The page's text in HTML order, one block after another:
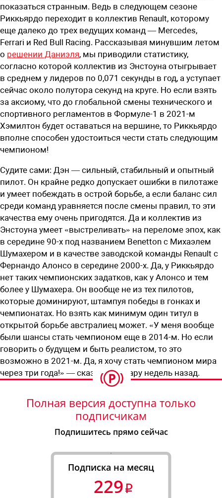
показаться странным. Ведь в следующем сезоне
Риккьярдо переходит в коллектив Renault, которому
еще далеко до трех ведущих команд — Mercedes,
Ferrari и Red Bull Racing. Рассказывая минувшим летом
о решении Даниэля, мы приводили статистику,
согласно которой коллектив из Энстоуна отыгрывает
в среднем у лидеров по 0,071 секунды в год, а уступает
сейчас около полутора секунд на круге. Но если взять
за аксиому, что до глобальной смены технического и
спортивного регламентов в Формуле-1 в 2021-м
Хэмилтон будет оставаться на вершине, то Риккьярдо
вполне способен удостоиться чести стать следующим
чемпионом!
Судите сами: Дэн — сильный, стабильный и опытный
пилот. Он крайне редко допускает ошибки в пилотаже
и умеет побеждать в острой борьбе, а если баланс сил
среди команд уравняется после смены правил, то эти
качества ему очень пригодятся. Да и коллектив из
Энстоуна умеет «выстреливать» на переломе эпох, как
в середине 90-х под названием Benetton с Михаэлем
Шумахером и в качестве заводской команды Renault с
Фернандо Алонсо в середине 2000-х. Да, у Риккьярдо
нет таких чемпионских задатков, как у Алонсо и тем
более у Шумахера. Он вообще не из тех пилотов,
которые доминируют, штампуя победы в гонках и
чемпионатах. Но взять как минимум один титул в
открытой борьбе австралиец может. «У меня вообще
были шансы стать чемпионом еще в 2014-м. Но если
говорить о будущем и быть реалистом, то это
возможно в 2021-м. Да, я хочу стать чемпионом мира
через три года!» — сказал Дэн пару недель назад.
Полная версия доступна только
подписчикам
Подпишитесь прямо сейчас
Подписка на месяц
229